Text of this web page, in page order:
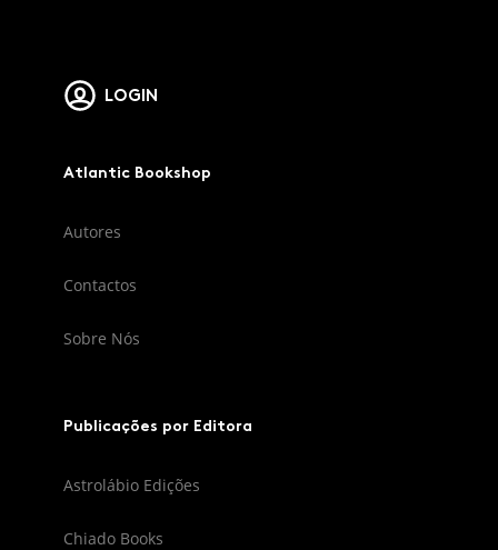
LOGIN
Atlantic Bookshop
Autores
Contactos
Sobre Nós
Publicações por Editora
Astrolábio Edições
Chiado Books